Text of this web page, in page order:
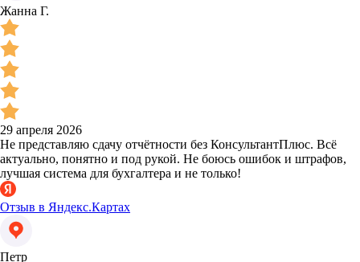
Жанна Г.
29 апреля 2026
Не представляю сдачу отчётности без КонсультантПлюс. Всё
актуально, понятно и под рукой. Не боюсь ошибок и штрафов,
лучшая система для бухгалтера и не только!
Отзыв в Яндекс.Картах
Петр